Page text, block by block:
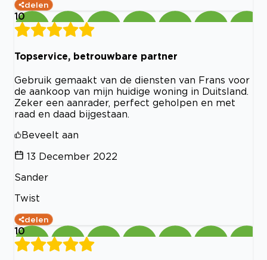
delen
10
Topservice, betrouwbare partner
Gebruik gemaakt van de diensten van Frans voor
de aankoop van mijn huidige woning in Duitsland.
Zeker een aanrader, perfect geholpen en met
raad en daad bijgestaan.
Beveelt aan
13 December 2022
Sander
Twist
delen
10